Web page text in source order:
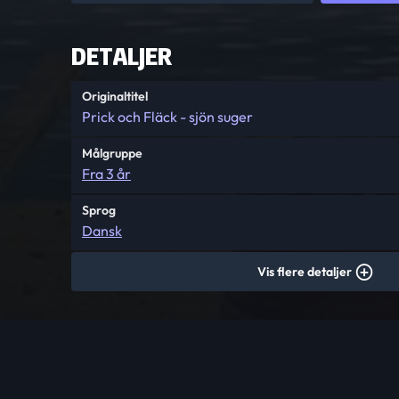
DETALJER
Originaltitel
Prick och Fläck - sjön suger
Målgruppe
Fra 3 år
Sprog
Dansk
Vis flere detaljer